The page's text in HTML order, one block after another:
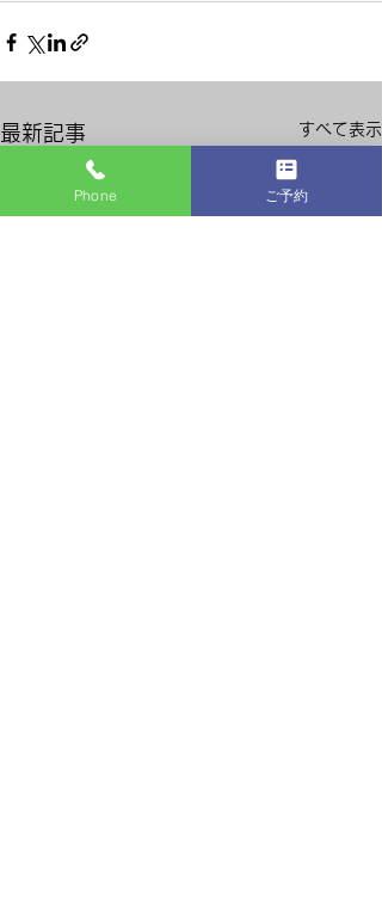
最新記事 すべて表示
Phone ご予約